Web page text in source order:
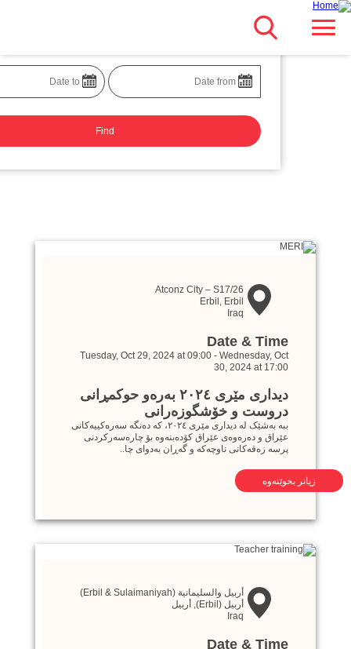
بڕۆ
ديداری مێری ٢٠٢٤ بەرەو حوكمڕانی
دروست و خۆشگوزەرانی
ببە بەشێک لە ديداری مێری ٢٠٢٤، کە دەنگە سەرەکییەکانی
عێراق و دەرەوەی عێراق کۆدەبنەوە بۆ چارەسەرکردنی
پرسە زەقەکانی ناوچەکە و گەڕان بەدوای چا..
زیاتر بخوێنەوە
Atconz City – S17/26
Erbil , Erbil
Iraq
Date & Time
Tuesday, Oct 29, 2024 at 09:00 - Wednesday, Oct
30, 2024 at 17:00
أربيل والسليمانية (Erbil & Sulaimaniyah)
أربيل (Erbil)
, أربيل
Iraq
Date & Time